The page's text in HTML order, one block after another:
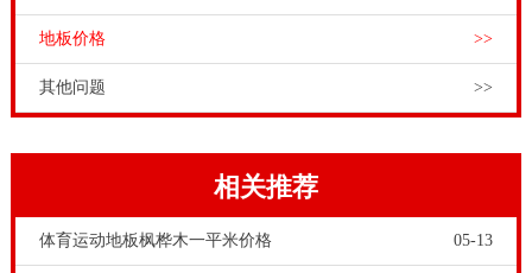
场馆工程商和甲方朋友可根据自己的需要，选择有实
力、有口碑的品牌体育运动木地板。现在社会上的一些
体育运动木地板不法商家，为了商业利益，进行虚假宣
动木地板厂家，因为有品牌信誉，值得信赖。
地板价格 >>
其他问题 >>
相关推荐
体育运动地板枫桦木一平米价格 05-13